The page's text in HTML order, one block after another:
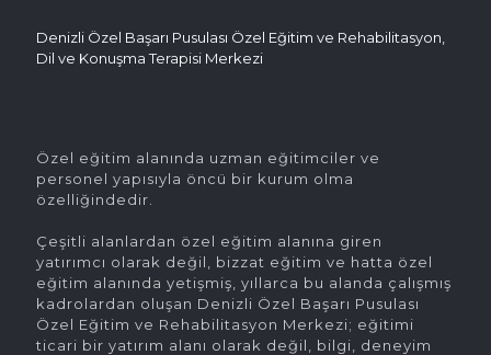
Denizli Özel Başarı Pusulası Özel Eğitim ve Rehabilitasyon,
Dil ve Konuşma Terapisi Merkezi
Özel eğitim alanında uzman eğitimciler ve
personel yapısıyla öncü bir kurum olma
özelliğindedir.
Çeşitli alanlardan özel eğitim alanına giren
yatırımcı olarak değil, bizzat eğitim ve hatta özel
eğitim alanında yetişmiş, yıllarca bu alanda çalışmış
kadrolardan oluşan Denizli Özel Başarı Pusulası
Özel Eğitim ve Rehabilitasyon Merkezi; eğitimi
ticari bir yatırım alanı olarak değil, bilgi, deneyim